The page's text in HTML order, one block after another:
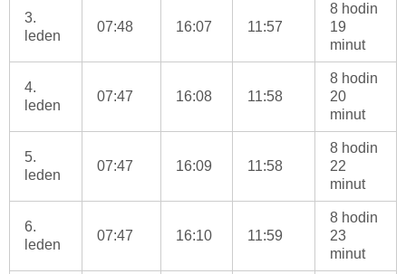
3.
leden
07:48 16:07 11:57
8 hodin
19
minut
4.
leden
07:47 16:08 11:58
8 hodin
20
minut
5.
leden
07:47 16:09 11:58
8 hodin
22
minut
6.
leden
07:47 16:10 11:59
8 hodin
23
minut